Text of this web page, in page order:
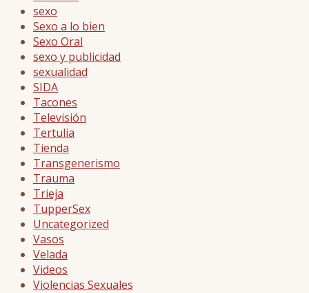
sexo
Sexo a lo bien
Sexo Oral
sexo y publicidad
sexualidad
SIDA
Tacones
Televisión
Tertulia
Tienda
Transgenerismo
Trauma
Trieja
TupperSex
Uncategorized
Vasos
Velada
Videos
Violencias Sexuales